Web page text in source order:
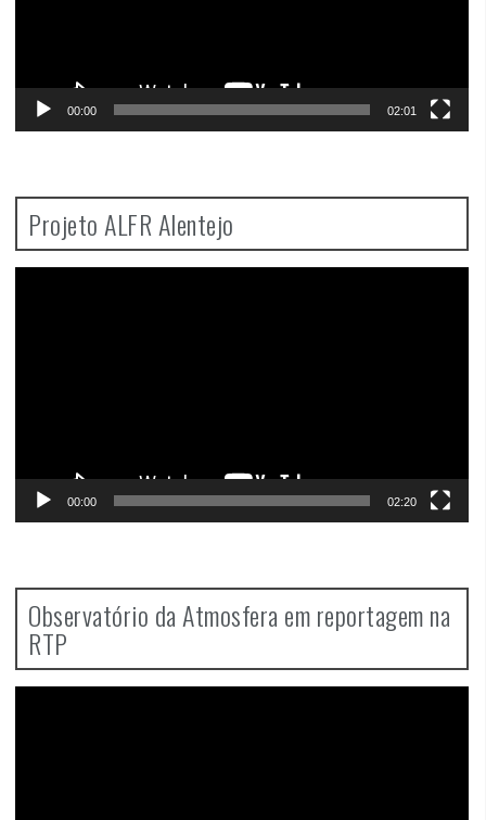
00:00 02:01
Projeto ALFR Alentejo
00:00 02:20
Observatório da Atmosfera em reportagem na
RTP